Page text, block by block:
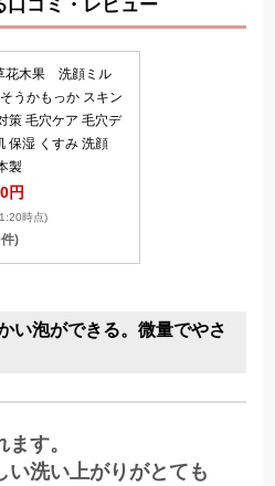
口コミ・レビュー
花木果 洗顔ミル
うかもっか スキン
策 毛穴ケア 毛穴デ
保湿 くすみ 洗顔
製
円
時点)
)
い泡ができる。微量でやさ
す。
い洗い上がりがとても